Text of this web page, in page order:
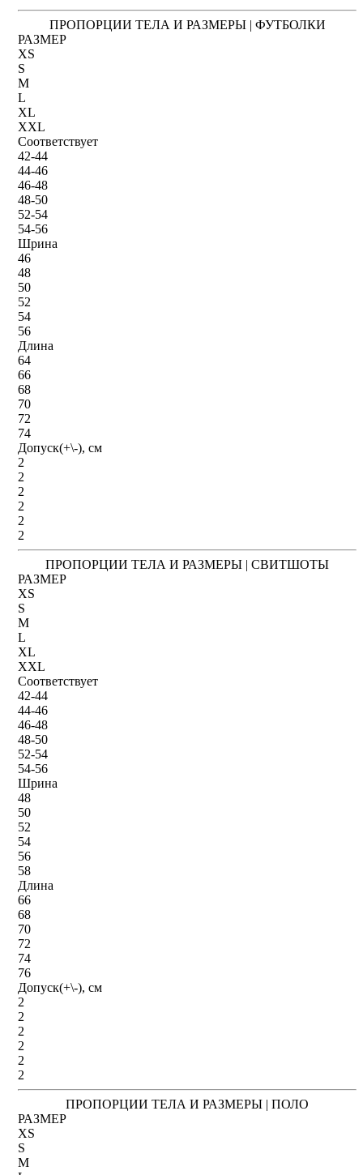
ПРОПОРЦИИ ТЕЛА И РАЗМЕРЫ | ФУТБОЛКИ
РАЗМЕР
XS
S
M
L
XL
XXL
Соответствует
42-44
44-46
46-48
48-50
52-54
54-56
Шрина
46
48
50
52
54
56
Длина
64
66
68
70
72
74
Допуск(+\-), см
2
2
2
2
2
2
ПРОПОРЦИИ ТЕЛА И РАЗМЕРЫ | СВИТШОТЫ
РАЗМЕР
XS
S
M
L
XL
XXL
Соответствует
42-44
44-46
46-48
48-50
52-54
54-56
Шрина
48
50
52
54
56
58
Длина
66
68
70
72
74
76
Допуск(+\-), см
2
2
2
2
2
2
ПРОПОРЦИИ ТЕЛА И РАЗМЕРЫ | ПОЛО
РАЗМЕР
XS
S
M